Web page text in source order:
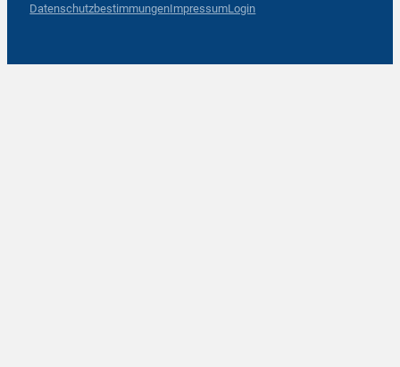
DatenschutzbestimmungenImpressumLogin